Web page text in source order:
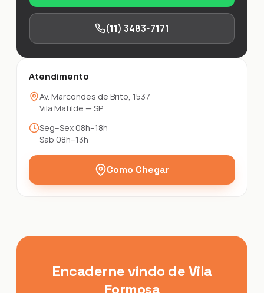
(11) 3483-7171
Atendimento
Av. Marcondes de Brito, 1537
Vila Matilde — SP
Seg–Sex 08h–18h
Sáb 08h–13h
Como Chegar
Encaderne vindo de Vila
Formosa